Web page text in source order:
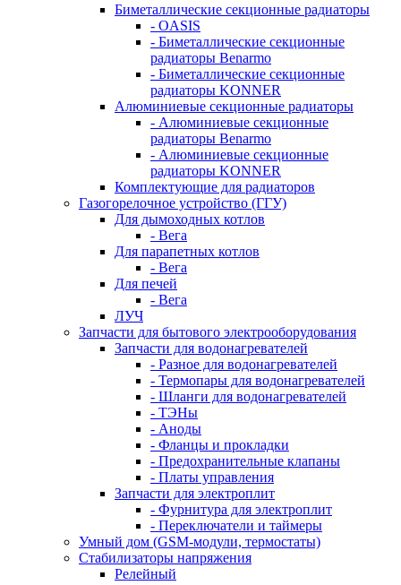
Биметаллические секционные радиаторы
- OASIS
- Биметаллические секционные
радиаторы Benarmo
- Биметаллические секционные
радиаторы KONNER
Алюминиевые секционные радиаторы
- Алюминиевые секционные
радиаторы Benarmo
- Алюминиевые секционные
радиаторы KONNER
Комплектующие для радиаторов
Газогорелочное устройство (ГГУ)
Для дымоходных котлов
- Вега
Для парапетных котлов
- Вега
Для печей
- Вега
ЛУЧ
Запчасти для бытового электрооборудования
Запчасти для водонагревателей
- Разное для водонагревателей
- Термопары для водонагревателей
- Шланги для водонагревателей
- ТЭНы
- Аноды
- Фланцы и прокладки
- Предохранительные клапаны
- Платы управления
Запчасти для электроплит
- Фурнитура для электроплит
- Переключатели и таймеры
Умный дом (GSM-модули, термостаты)
Cтабилизаторы напряжения
Релейный